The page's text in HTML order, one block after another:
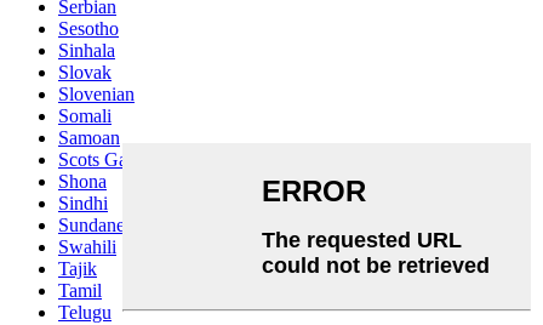
Serbian
Sesotho
Sinhala
Slovak
Slovenian
Somali
Samoan
Scots Gaelic
Shona
Sindhi
Sundanese
Swahili
Tajik
Tamil
Telugu